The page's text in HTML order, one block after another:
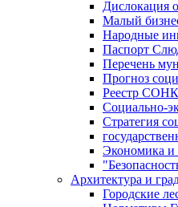
Дислокация
Малый
Народные
Паспорт
Перечень
Прогноз
Реестр
Социально-
Стратегия
Экономика и
Архитектура и
Городские